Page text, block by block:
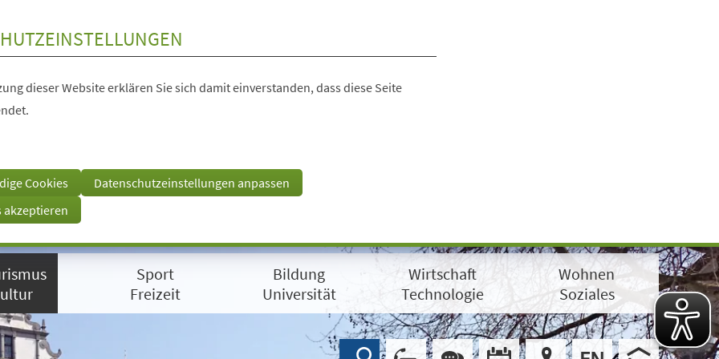
dieser Website erklären Sie sich damit einverstanden, dass diese Seite
Cookies
Datenschutzeinstellungen anpassen
akzeptieren
Sport
Freizeit
Bildung
Universität
Wirtschaft
Technologie
Wohnen
Soziales